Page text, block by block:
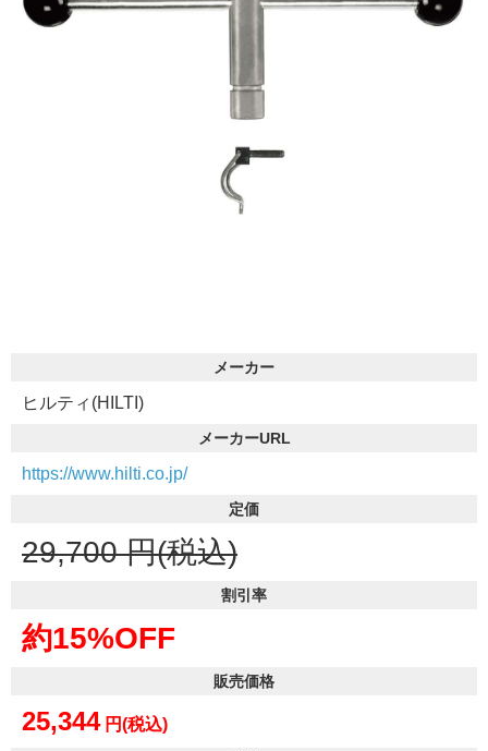
メーカー
ヒルティ(HILTI)
メーカーURL
https://www.hilti.co.jp/
定価
29,700 円(税込)
割引率
約15%OFF
販売価格
25,344 円(税込)